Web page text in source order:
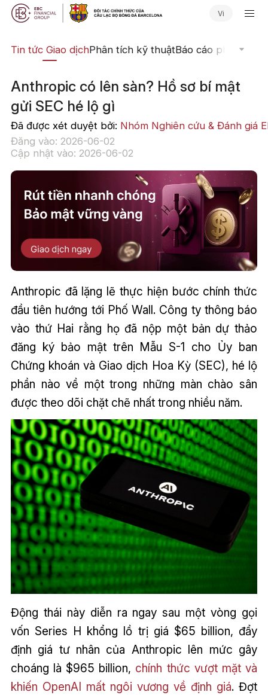
Vi
Tin tức Giao dịchPhân tích kỹ thuậtBáo cáo phân tích
Anthropic có lên sàn? Hồ sơ bí mật
gửi SEC hé lộ gì
Đã được xét duyệt bởi: Nhóm Nghiên cứu & Đánh giá
Đăng vào: 2026-06-02
Cập nhật vào: 2026-06-02
Anthropic đã lặng lẽ thực hiện bước chính thức
đầu tiên hướng tới Phố Wall. Công ty thông báo
vào thứ Hai rằng họ đã nộp một bản dự thảo
đăng ký bảo mật trên Mẫu S-1 cho Ủy ban
Chứng khoán và Giao dịch Hoa Kỳ (SEC), hé lộ
phần nào về một trong những màn chào sân
được theo dõi chặt chẽ nhất trong nhiều năm.
Động thái này diễn ra ngay sau một vòng gọi
vốn Series H khổng lồ trị giá $65 billion, đẩy
định giá tư nhân của Anthropic lên mức gây
choáng là $965 billion, chính thức vượt mặt và
khiến OpenAI mất ngôi vương về định giá. Đợt